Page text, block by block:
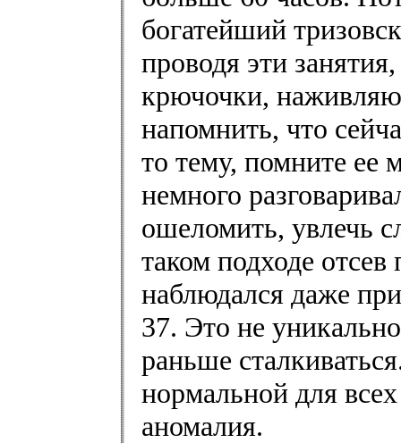
богатейший
проводя эти
крючочки,
напомнить, что
то тему, помните
немного
ошеломить, увлечь
таком подходе
наблюдался даже
37. Это не
раньше
нормальной для
аномалия.